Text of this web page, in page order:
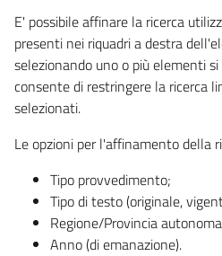
E' possibile affinare la ricerca
presenti nei riquadri a destra
selezionando uno o più elementi
consente di restringere la ricerca
selezionati.
Le opzioni per l'affinamento della
Tipo provvedimento;
Tipo di testo (originale,
Regione/Provincia
Anno (di emanazione).